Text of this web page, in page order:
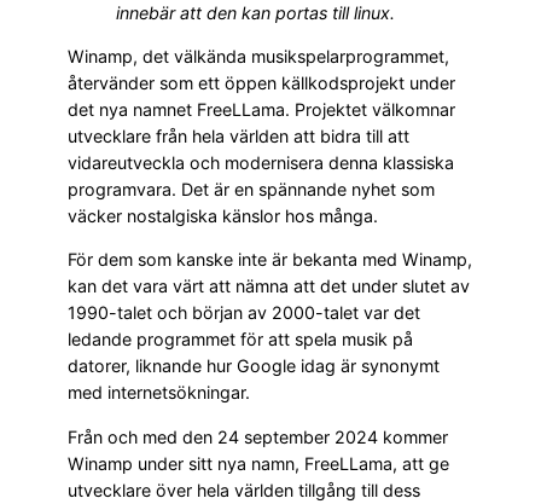
innebär att den kan portas till linux.
Winamp, det välkända musikspelarprogrammet,
återvänder som ett öppen källkodsprojekt under
det nya namnet FreeLLama. Projektet välkomnar
utvecklare från hela världen att bidra till att
vidareutveckla och modernisera denna klassiska
programvara. Det är en spännande nyhet som
väcker nostalgiska känslor hos många.
För dem som kanske inte är bekanta med Winamp,
kan det vara värt att nämna att det under slutet av
1990-talet och början av 2000-talet var det
ledande programmet för att spela musik på
datorer, liknande hur Google idag är synonymt
med internetsökningar.
Från och med den 24 september 2024 kommer
Winamp under sitt nya namn, FreeLLama, att ge
utvecklare över hela världen tillgång till dess